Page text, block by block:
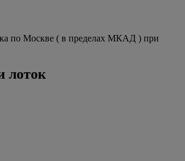
по Москве ( в пределах МКАД ) при
лоток